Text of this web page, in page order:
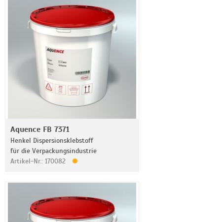
Aquence FB 7371
Henkel Dispersionsklebstoff
für die Verpackungsindustrie
Artikel-Nr.: 170082